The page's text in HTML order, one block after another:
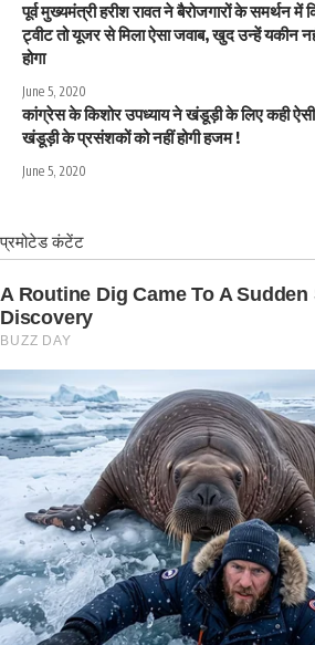
पूर्व मुख्यमंत्री हरीश रावत ने बैरोजगारों के समर्थन में
ट्वीट तो यूजर से मिला ऐसा जवाब, खुद उन्हें यकीन
होगा
June 5, 2020
कांग्रेस के किशोर उपध्याय ने खंडूड़ी के लिए कही ऐसी
खंडूड़ी के प्रसंशकों को नहीं होगी हजम !
June 5, 2020